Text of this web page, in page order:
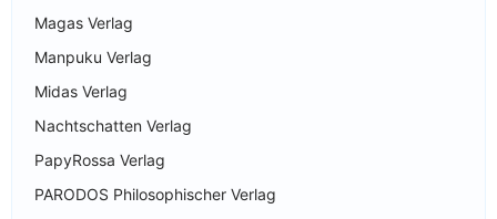
Magas Verlag
Manpuku Verlag
Midas Verlag
Nachtschatten Verlag
PapyRossa Verlag
PARODOS Philosophischer Verlag